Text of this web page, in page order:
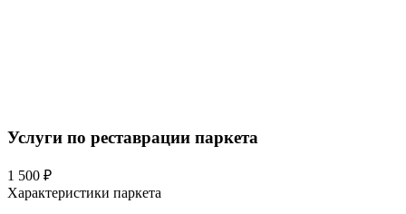
Услуги по реставрации паркета
1 500 ₽
Характеристики паркета